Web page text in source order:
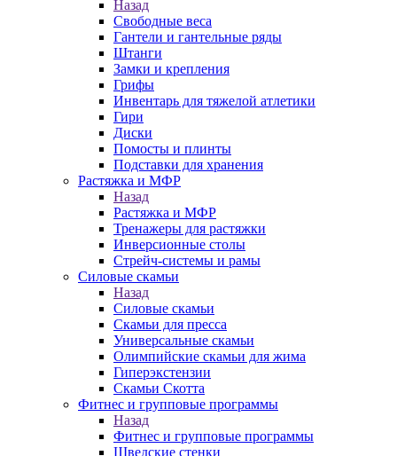
Назад
Свободные веса
Гантели и гантельные ряды
Штанги
Замки и крепления
Грифы
Инвентарь для тяжелой атлетики
Гири
Диски
Помосты и плинты
Подставки для хранения
Растяжка и МФР
Назад
Растяжка и МФР
Тренажеры для растяжки
Инверсионные столы
Стрейч-системы и рамы
Силовые скамьи
Назад
Силовые скамьи
Скамьи для пресса
Универсальные скамьи
Олимпийские скамьи для жима
Гиперэкстензии
Скамьи Скотта
Фитнес и групповые программы
Назад
Фитнес и групповые программы
Шведские стенки